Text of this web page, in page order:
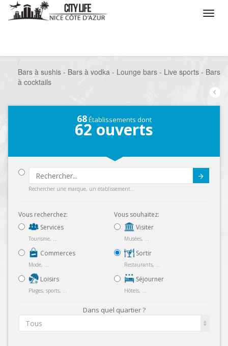
Bars à sushis - Bars à vodka - Lounge bars - Live sports - Bars
à cocktails
68Établissements dont
62 ouverts
Rechercher une marque, un établissement...
Vous recherchez:
Services
Tourisme, ...
Commerces
Mode, ...
Loisirs
Plages, sports, ...
Vous souhaitez:
Visiter
Musées, ...
Sortir
Restaurants, ...
Séjourner
Hôtels, ...
Dans quel quartier ?
Tous